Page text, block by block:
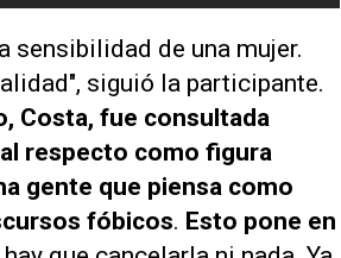
sensibilidad de una mujer.
siguió la participante.
, Costa, fue consultada
respecto como figura
gente que piensa como
fóbicos. Esto pone en